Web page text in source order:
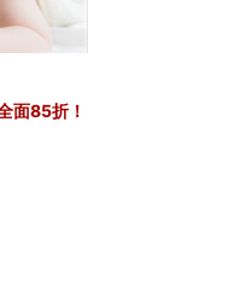
面85折！